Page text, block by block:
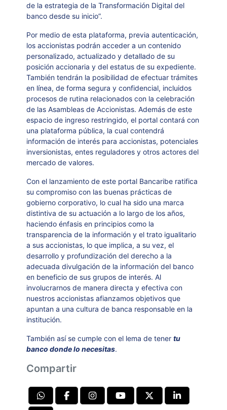
de la estrategia de la Transformación Digital del
banco desde su inicio”.
Por medio de esta plataforma, previa autenticación,
los accionistas podrán acceder a un contenido
personalizado, actualizado y detallado de su
posición accionaria y del estatus de su expediente.
También tendrán la posibilidad de efectuar trámites
en línea, de forma segura y confidencial, incluidos
procesos de rutina relacionados con la celebración
de las Asambleas de Accionistas. Además de este
espacio de ingreso restringido, el portal contará con
una plataforma pública, la cual contendrá
información de interés para accionistas, potenciales
inversionistas, entes reguladores y otros actores del
mercado de valores.
Con el lanzamiento de este portal Bancaribe ratifica
su compromiso con las buenas prácticas de
gobierno corporativo, lo cual ha sido una marca
distintiva de su actuación a lo largo de los años,
haciendo énfasis en principios como la
transparencia de la información y el trato igualitario
a sus accionistas, lo que implica, a su vez, el
desarrollo y profundización del derecho a la
adecuada divulgación de la información del banco
en beneficio de sus grupos de interés. Al
involucrarnos de manera directa y efectiva con
nuestros accionistas afianzamos objetivos que
apuntan a una cultura de banca responsable en la
institución.
También así se cumple con el lema de tenertu
banco donde lo necesitas.
Compartir